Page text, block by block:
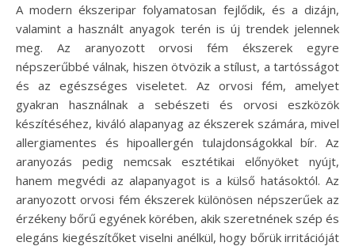
A modern ékszeripar folyamatosan fejlődik, és a dizájn,
valamint a használt anyagok terén is új trendek jelennek
meg. Az aranyozott orvosi fém ékszerek egyre
népszerűbbé válnak, hiszen ötvözik a stílust, a tartósságot
és az egészséges viseletet. Az orvosi fém, amelyet
gyakran használnak a sebészeti és orvosi eszközök
készítéséhez, kiváló alapanyag az ékszerek számára, mivel
allergiamentes és hipoallergén tulajdonságokkal bír. Az
aranyozás pedig nemcsak esztétikai előnyöket nyújt,
hanem megvédi az alapanyagot is a külső hatásoktól. Az
aranyozott orvosi fém ékszerek különösen népszerűek az
érzékeny bőrű egyének körében, akik szeretnének szép és
elegáns kiegészítőket viselni anélkül, hogy bőrük irritációját